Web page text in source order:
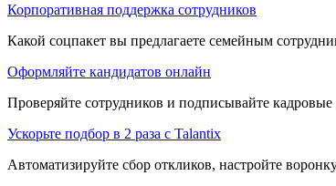
Корпоративная поддержка сотрудников
Какой соцпакет вы предлагаете семейным
Оформляйте кандидатов онлайн
Проверяйте сотрудников и подписывайте
Ускорьте подбор в 2 раза с Talantix
Автоматизируйте сбор откликов, настройте